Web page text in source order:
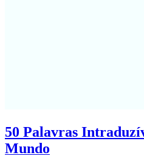
50 Palavras
Mundo